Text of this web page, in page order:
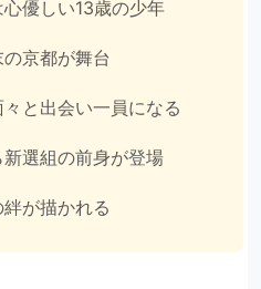
優しい13歳の少年
京都が舞台
と出会い一員になる
選組の前身が登場
が描かれる